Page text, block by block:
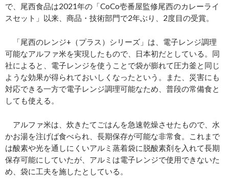
で、尾西食品は2021年の「CoCo壱番屋監修尾西のカレーライ
スセット」以来、商品・技術部門で2年ぶり、2度目の受賞。
「尾西のレンジ+（プラス）シリーズ」は、電子レンジ調理
可能なアルファ米を実現したもので、日本初だとしている。同
社によると、電子レンジを使うことで袋が膨れて圧力釜と同じ
ような効果が得られておいしくなったという。また、災害にも
対応できる一方で電子レンジ調理可能なため、普段の常備食と
しても使える。
アルファ米は、炊きたてごはんを急速乾燥させたもので、水
かお湯を注げば食べられ、長期保存が可能な非常食。これまで
は酸素や光を通しにくいアルミ蒸着袋に脱酸素剤を入れて長期
保存可能にしていたが、アルミは電子レンジで使用できないた
め、袋に工夫を施したとしている。